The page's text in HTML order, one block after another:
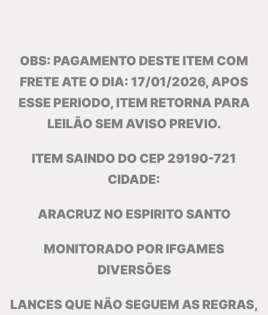
OBS: PAGAMENTO DESTE ITEM COM
FRETE ATE O DIA: 17/01/2026, APOS
ESSE PERIODO, ITEM RETORNA PARA
LEILÃO SEM AVISO PREVIO.
ITEM SAINDO DO CEP 29190-721
CIDADE:
ARACRUZ NO ESPIRITO SANTO
MONITORADO POR IFGAMES
DIVERSÕES
LANCES QUE NÃO SEGUEM AS REGRAS,